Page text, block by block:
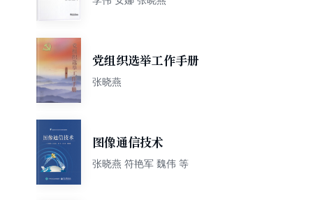
党组织选举工作手册
张晓燕
图像通信技术
张晓燕 符艳军 魏伟 等